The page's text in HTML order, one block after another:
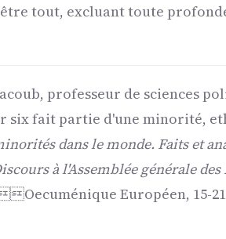
tout, excluant toute
professeur de sciences
six fait partie d'une minorité,
dans le monde. Faits et
à l'Assemblée générale
Européen, 15-21